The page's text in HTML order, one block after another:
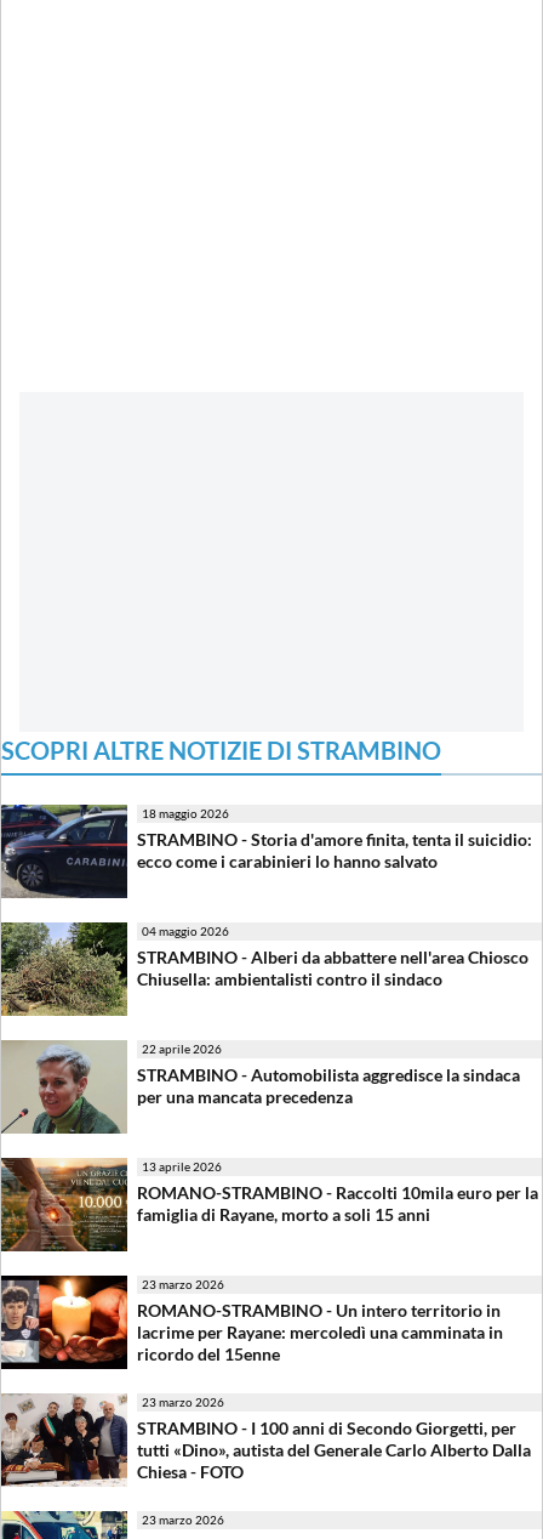
SCOPRI ALTRE NOTIZIE DI STRAMBINO
18 maggio 2026
STRAMBINO - Storia d'amore finita, tenta il suicidio:
ecco come i carabinieri lo hanno salvato
04 maggio 2026
STRAMBINO - Alberi da abbattere nell'area Chiosco
Chiusella: ambientalisti contro il sindaco
22 aprile 2026
STRAMBINO - Automobilista aggredisce la sindaca
per una mancata precedenza
13 aprile 2026
ROMANO-STRAMBINO - Raccolti 10mila euro per la
famiglia di Rayane, morto a soli 15 anni
23 marzo 2026
ROMANO-STRAMBINO - Un intero territorio in
lacrime per Rayane: mercoledì una camminata in
ricordo del 15enne
23 marzo 2026
STRAMBINO - I 100 anni di Secondo Giorgetti, per
tutti «Dino», autista del Generale Carlo Alberto Dalla
Chiesa - FOTO
23 marzo 2026